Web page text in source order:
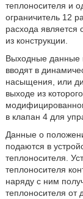
теплоносителя и
ограничитель 12
расхода является
из конструкции.
Выходные данные
вводят в
насыщения, или
выходе из
в клапан 4 для
Данные о
подаются в
теплоносителя.
теплоносителя
наряду с ним
теплоносителя от